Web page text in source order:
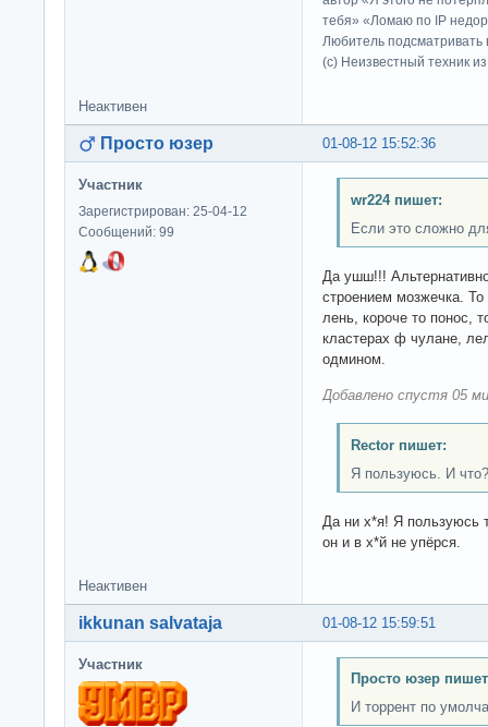
тебя» «Ломаю по IP
Любитель подсматривать
(c) Неизвестный техник
Неактивен
01-08-12 15:52:36
Просто юзер
Участник
Зарегистрирован: 25-04-12
Сообщений: 99
wr224 пишет:
Если это сложно
Да ушш!!!
строением мозжечка.
лень, короче то понос,
кластерах ф чулане,
одмином.
Добавлено спустя 05
Rector пишет:
Я пользуюсь. И что?
Да ни х*я! Я пользуюсь
он и в х*й не упёрся.
Неактивен
01-08-12 15:59:51
ikkunan salvataja
Участник
Просто юзер
И торрент по